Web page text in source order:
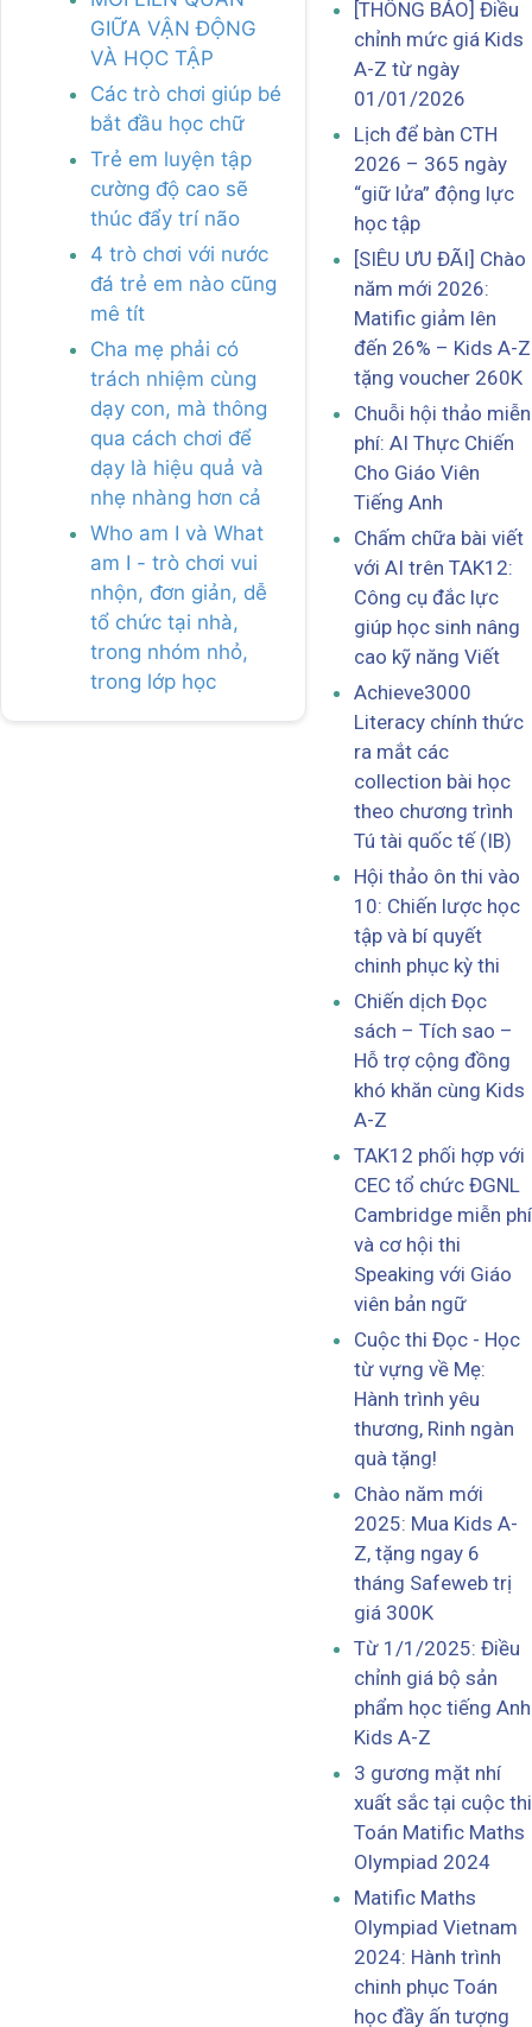
GIỮA VẬN ĐỘNG
VÀ HỌC TẬP
Các trò chơi giúp bé
bắt đầu học chữ
Trẻ em luyện tập
cường độ cao sẽ
thúc đẩy trí não
4 trò chơi với nước
đá trẻ em nào cũng
mê tít
Cha mẹ phải có
trách nhiệm cùng
dạy con, mà thông
qua cách chơi để
dạy là hiệu quả và
nhẹ nhàng hơn cả
Who am I và What
am I - trò chơi vui
nhộn, đơn giản, dễ
tổ chức tại nhà,
trong nhóm nhỏ,
trong lớp học
[THÔNG BÁO] Điều
chỉnh mức giá Kids
A-Z từ ngày
01/01/2026
Lịch để bàn CTH
2026 – 365 ngày
“giữ lửa” động lực
học tập
[SIÊU ƯU ĐÃI] Chào
năm mới 2026:
Matific giảm lên
đến 26% – Kids A-Z
tặng voucher 260K
Chuỗi hội thảo miễn
phí: AI Thực Chiến
Cho Giáo Viên
Tiếng Anh
Chấm chữa bài viết
với AI trên TAK12:
Công cụ đắc lực
giúp học sinh nâng
cao kỹ năng Viết
Achieve3000
Literacy chính thức
ra mắt các
collection bài học
theo chương trình
Tú tài quốc tế (IB)
Hội thảo ôn thi vào
10: Chiến lược học
tập và bí quyết
chinh phục kỳ thi
Chiến dịch Đọc
sách – Tích sao –
Hỗ trợ cộng đồng
khó khăn cùng Kids
A-Z
TAK12 phối hợp với
CEC tổ chức ĐGNL
Cambridge miễn phí
và cơ hội thi
Speaking với Giáo
viên bản ngữ
Cuộc thi Đọc - Học
từ vựng về Mẹ:
Hành trình yêu
thương, Rinh ngàn
quà tặng!
Chào năm mới
2025: Mua Kids A-
Z, tặng ngay 6
tháng Safeweb trị
giá 300K
Từ 1/1/2025: Điều
chỉnh giá bộ sản
phẩm học tiếng Anh
Kids A-Z
3 gương mặt nhí
xuất sắc tại cuộc thi
Toán Matific Maths
Olympiad 2024
Matific Maths
Olympiad Vietnam
2024: Hành trình
chinh phục Toán
học đầy ấn tượng